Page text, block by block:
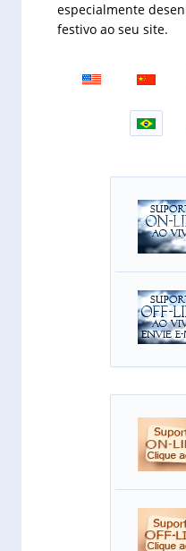
especialmente
festivo ao seu site.